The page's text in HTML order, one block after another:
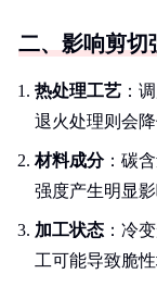
二、影响剪切
热处理工艺 ：
退火处理则会
材料成分：碳
强度产生明显
加工状态 ：冷
工可能导致脆